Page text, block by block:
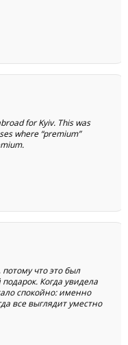
for Kyiv. This was
where “premium”
что это был
Когда увидела
спокойно: именно
все выглядит уместно